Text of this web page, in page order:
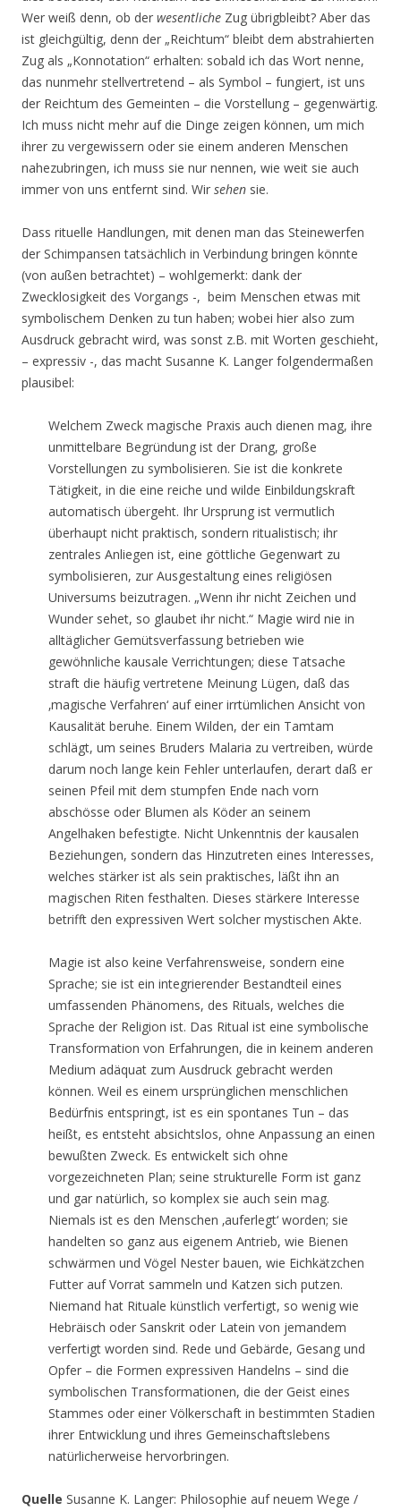
Wer weiß denn, ob der wesentliche Zug übrigbleibt? Aber das
ist gleichgültig, denn der „Reichtum“ bleibt dem abstrahierten
Zug als „Konnotation“ erhalten: sobald ich das Wort nenne,
das nunmehr stellvertretend – als Symbol – fungiert, ist uns
der Reichtum des Gemeinten – die Vorstellung – gegenwärtig.
Ich muss nicht mehr auf die Dinge zeigen können, um mich
ihrer zu vergewissern oder sie einem anderen Menschen
nahezubringen, ich muss sie nur nennen, wie weit sie auch
immer von uns entfernt sind. Wir sehen sie.
Dass rituelle Handlungen, mit denen man das Steinewerfen
der Schimpansen tatsächlich in Verbindung bringen könnte
(von außen betrachtet) – wohlgemerkt: dank der
Zwecklosigkeit des Vorgangs -, beim Menschen etwas mit
symbolischem Denken zu tun haben; wobei hier also zum
Ausdruck gebracht wird, was sonst z.B. mit Worten geschieht,
– expressiv -, das macht Susanne K. Langer folgendermaßen
plausibel:
Welchem Zweck magische Praxis auch dienen mag, ihre
unmittelbare Begründung ist der Drang, große
Vorstellungen zu symbolisieren. Sie ist die konkrete
Tätigkeit, in die eine reiche und wilde Einbildungskraft
automatisch übergeht. Ihr Ursprung ist vermutlich
überhaupt nicht praktisch, sondern ritualistisch; ihr
zentrales Anliegen ist, eine göttliche Gegenwart zu
symbolisieren, zur Ausgestaltung eines religiösen
Universums beizutragen. „Wenn ihr nicht Zeichen und
Wunder sehet, so glaubet ihr nicht.“ Magie wird nie in
alltäglicher Gemütsverfassung betrieben wie
gewöhnliche kausale Verrichtungen; diese Tatsache
straft die häufig vertretene Meinung Lügen, daß das
‚magische Verfahren‘ auf einer irrtümlichen Ansicht von
Kausalität beruhe. Einem Wilden, der ein Tamtam
schlägt, um seines Bruders Malaria zu vertreiben, würde
darum noch lange kein Fehler unterlaufen, derart daß er
seinen Pfeil mit dem stumpfen Ende nach vorn
abschösse oder Blumen als Köder an seinem
Angelhaken befestigte. Nicht Unkenntnis der kausalen
Beziehungen, sondern das Hinzutreten eines Interesses,
welches stärker ist als sein praktisches, läßt ihn an
magischen Riten festhalten. Dieses stärkere Interesse
betrifft den expressiven Wert solcher mystischen Akte.
Magie ist also keine Verfahrensweise, sondern eine
Sprache; sie ist ein integrierender Bestandteil eines
umfassenden Phänomens, des Rituals, welches die
Sprache der Religion ist. Das Ritual ist eine symbolische
Transformation von Erfahrungen, die in keinem anderen
Medium adäquat zum Ausdruck gebracht werden
können. Weil es einem ursprünglichen menschlichen
Bedürfnis entspringt, ist es ein spontanes Tun – das
heißt, es entsteht absichtslos, ohne Anpassung an einen
bewußten Zweck. Es entwickelt sich ohne
vorgezeichneten Plan; seine strukturelle Form ist ganz
und gar natürlich, so komplex sie auch sein mag.
Niemals ist es den Menschen ‚auferlegt‘ worden; sie
handelten so ganz aus eigenem Antrieb, wie Bienen
schwärmen und Vögel Nester bauen, wie Eichkätzchen
Futter auf Vorrat sammeln und Katzen sich putzen.
Niemand hat Rituale künstlich verfertigt, so wenig wie
Hebräisch oder Sanskrit oder Latein von jemandem
verfertigt worden sind. Rede und Gebärde, Gesang und
Opfer – die Formen expressiven Handelns – sind die
symbolischen Transformationen, die der Geist eines
Stammes oder einer Völkerschaft in bestimmten Stadien
ihrer Entwicklung und ihres Gemeinschaftslebens
natürlicherweise hervorbringen.
Quelle Susanne K. Langer: Philosophie auf neuem Wege /